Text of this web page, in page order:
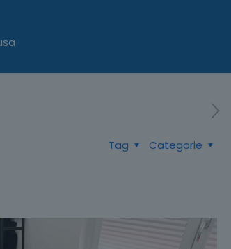
Categorie
Tag